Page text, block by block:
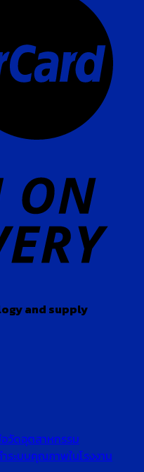
and supply
วัดอุตสาหกรรม
ระบบคุณภาพในโรงงาน